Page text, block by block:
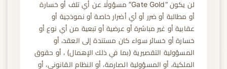
لن يكون “Gate Gold” مسؤولًا عن أي تلف أو خسارة
أو مطالبة أو ضرر أو أي أضرار خاصة أو نموذجية أو
عقابية أو غير مباشرة أو عرضية أو تبعية من أي نوع أو
خسارة أو خسائر سواء كان مستندة إلى العقد، أو
المسؤولية التقصيرية (بما في ذلك الإهمال) ، أو حقوق
الملكية، أو المسؤولية الصارمة، أو النظام القانوني، أو